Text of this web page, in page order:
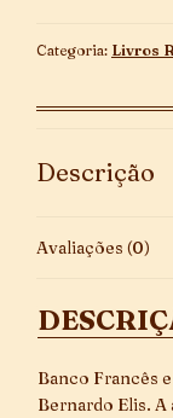
Categoria: Livros
Descrição
Avaliações (0)
Banco Francês
Bernardo Elis. A